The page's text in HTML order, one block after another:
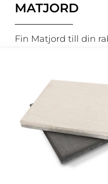
MATJORD
Fin Matjord till din